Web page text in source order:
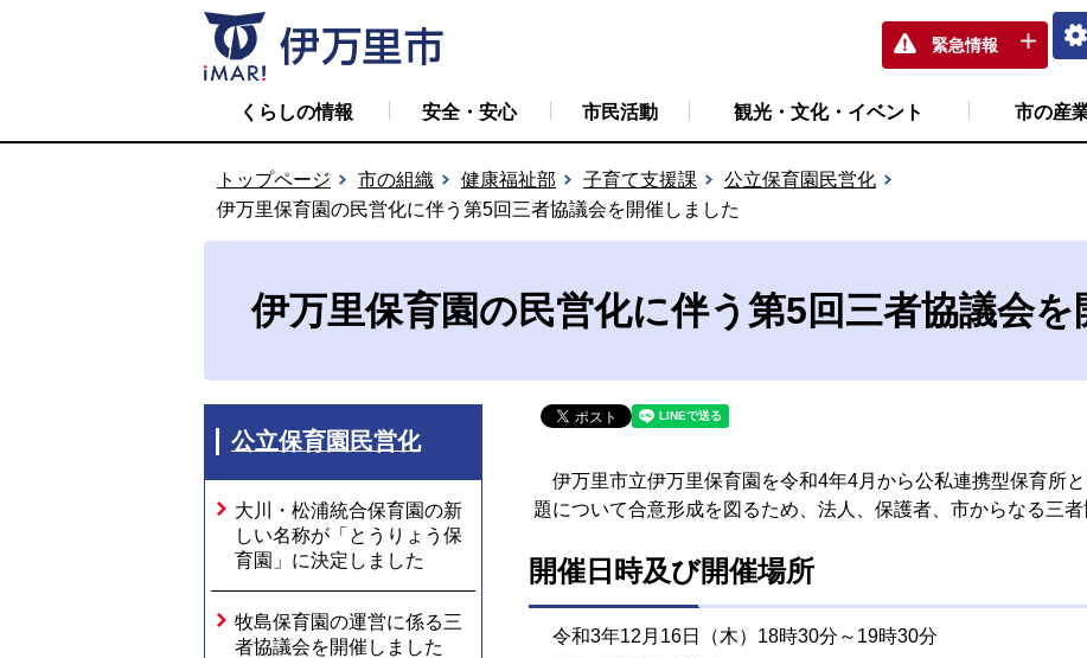
緊急情報
くらしの情報 安全・安心 市民活動 観光・文化・イベント 市の産
トップページ 市の組織 健康福祉部 子育て支援課
公立保育園民営化
伊万里保育園の民営化に伴う第5回三者協議会を開催しました
伊万里保育園の民営化に伴う第5回三者協議会を
公立保育園民営化
大川・松浦統合保育園の新
しい名称が「とうりょう保
育園」に決定しました
牧島保育園の運営に係る三
者協議会を開催しました
伊万里市立伊万里保育園を令和4年4月から公私連携型保育所
題について合意形成を図るため、法人、保護者、市からなる三者
開催日時及び開催場所
令和3年12月16日（木）18時30分～19時30分